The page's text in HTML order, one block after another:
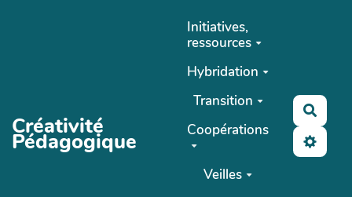
Créativité
Pédagogique
Initiatives,
ressources
Hybridation
Transition
Coopérations
Veilles